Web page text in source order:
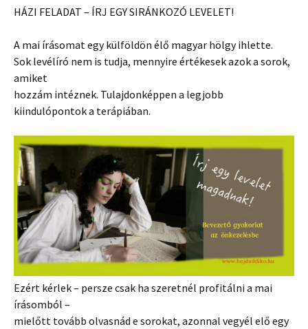
HÁZI FELADAT – ÍRJ EGY SIRÁNKOZÓ LEVELET!
A mai írásomat egy külföldön élő magyar hölgy ihlette.
Sok levélíró nem is tudja, mennyire értékesek azok a sorok,
amiket
hozzám intéznek. Tulajdonképpen a legjobb
kiindulópontok a terápiában.
Ezért kérlek – persze csak ha szeretnél profitálni a mai
írásomból –
mielőtt tovább olvasnád e sorokat, azonnal vegyél elő egy